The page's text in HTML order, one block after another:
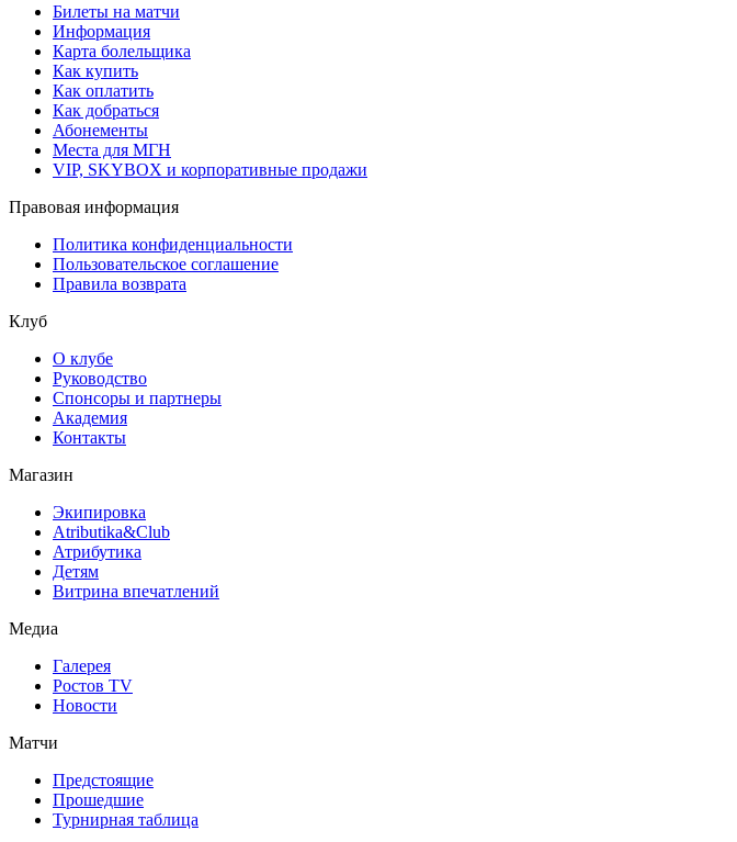
Билеты на матчи
Информация
Карта болельщика
Как купить
Как оплатить
Как добраться
Абонементы
Места для МГН
VIP, SKYBOX и корпоративные продажи
Правовая информация
Политика конфиденциальности
Пользовательское соглашение
Правила возврата
Клуб
О клубе
Руководство
Спонсоры и партнеры
Академия
Контакты
Магазин
Экипировка
Atributika&Club
Атрибутика
Детям
Витрина впечатлений
Медиа
Галерея
Ростов TV
Новости
Матчи
Предстоящие
Прошедшие
Турнирная таблица